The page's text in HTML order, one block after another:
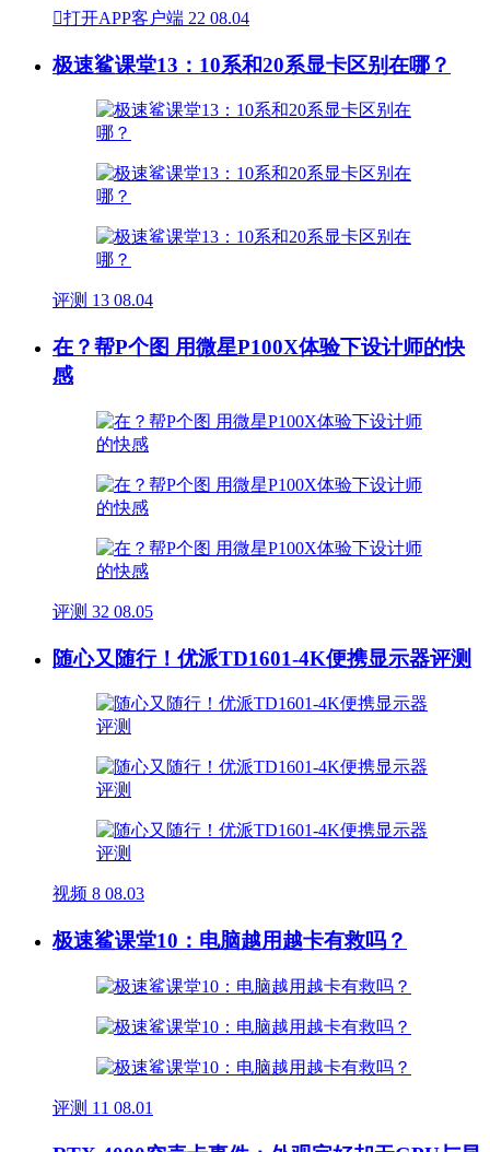
打开APP客户端 22 08.04
极速鲨课堂13：10系和20系显卡区别在哪？
评测 13 08.04
在？帮P个图 用微星P100X体验下设计师的快
感
评测 32 08.05
随心又随行！优派TD1601-4K便携显示器评测
视频 8 08.03
极速鲨课堂10：电脑越用越卡有救吗？
评测 11 08.01